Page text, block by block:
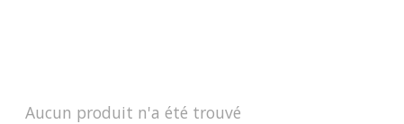
Aucun produit n'a été trouvé